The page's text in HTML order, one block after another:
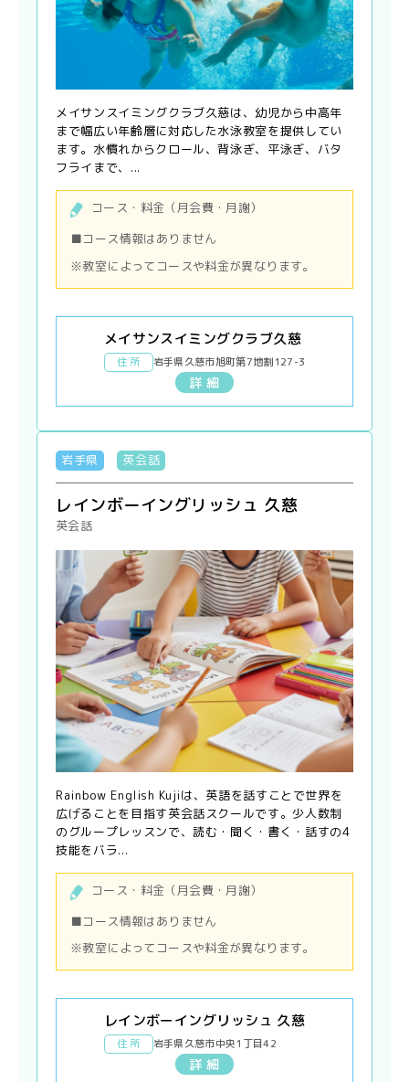
メイサンスイミングクラブ久慈は、幼児から中高年
まで幅広い年齢層に対応した水泳教室を提供してい
ます。水慣れからクロール、背泳ぎ、平泳ぎ、バタ
フライまで、...
コース・料金（月会費・月謝）
■コース情報はありません
※教室によってコースや料金が異なります。
メイサンスイミングクラブ久慈
住 所 岩手県久慈市旭町第7地割127-3
詳 細
岩手県 英会話
レインボーイングリッシュ 久慈
英会話
Rainbow English Kujiは、英語を話すことで世界を
広げることを目指す英会話スクールです。少人数制
のグループレッスンで、読む・聞く・書く・話すの4
技能をバラ...
コース・料金（月会費・月謝）
■コース情報はありません
※教室によってコースや料金が異なります。
レインボーイングリッシュ 久慈
住 所 岩手県久慈市中央1丁目42
詳 細